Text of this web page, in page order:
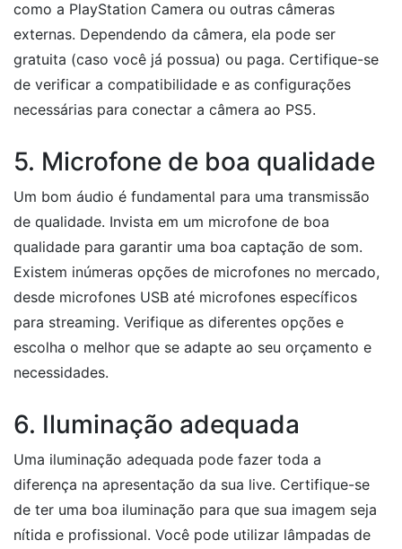
como a PlayStation Camera ou outras câmeras
externas. Dependendo da câmera, ela pode ser
gratuita (caso você já possua) ou paga. Certifique-se
de verificar a compatibilidade e as configurações
necessárias para conectar a câmera ao PS5.
5. Microfone de boa qualidade
Um bom áudio é fundamental para uma transmissão
de qualidade. Invista em um microfone de boa
qualidade para garantir uma boa captação de som.
Existem inúmeras opções de microfones no mercado,
desde microfones USB até microfones específicos
para streaming. Verifique as diferentes opções e
escolha o melhor que se adapte ao seu orçamento e
necessidades.
6. Iluminação adequada
Uma iluminação adequada pode fazer toda a
diferença na apresentação da sua live. Certifique-se
de ter uma boa iluminação para que sua imagem seja
nítida e profissional. Você pode utilizar lâmpadas de